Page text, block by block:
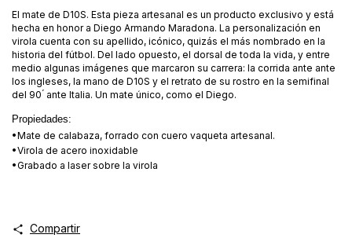
El mate de D10S. Esta pieza artesanal es un producto exclusivo y está
hecha en honor a Diego Armando Maradona. La personalización en
virola cuenta con su apellido, icónico, quizás el más nombrado en la
historia del fútbol. Del lado opuesto, el dorsal de toda la vida, y entre
medio algunas imágenes que marcaron su carrera: la corrida ante ante
los ingleses, la mano de D10S y el retrato de su rostro en la semifinal
del 90 ́ ante Italia. Un mate único, como el Diego.
Propiedades:
•Mate de calabaza, forrado con cuero vaqueta artesanal.
•Virola de acero inoxidable
•Grabado a laser sobre la virola
Compartir